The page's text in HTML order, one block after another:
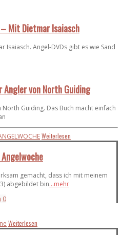
Mit Dietmar Isaiasch
Isaiasch. Angel-DVDs gibt es wie Sand
Angler von North Guiding
Guiding. Das Buch macht einfach
Weiterlesen
gemacht, dass ich mit meinem
abgebildet bin...mehr
0
Weiterlesen